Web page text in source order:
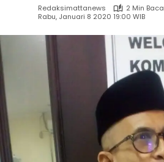
Redaksimattanews
2 Min Baca
Rabu, Januari 8 2020 19:00 WIB